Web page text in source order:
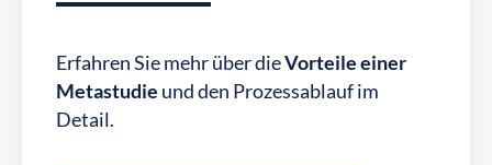
Erfahren Sie mehr über dieVorteile einer
Metastudie und den Prozessablauf im
Detail.